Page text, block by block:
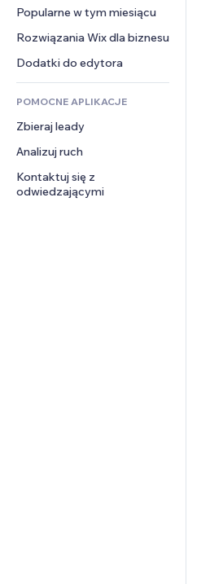
Dropshipping
Ceny i subskrypcja
Crowdfunding
Żywność i napoje
Udostępnianie plików
Wiadomości
Przyciski i menu
Banery i odznaki
Kalkulatory
Szukaj
Pogoda
Wykresy i tabele
Komentarze
Telefon
Społeczność
Opinie i polecenia
CRM
Popularne w tym miesiącu
Rozwiązania Wix dla biznesu
Dodatki do edytora
POMOCNE APLIKACJE
Zbieraj leady
Analizuj ruch
Kontaktuj się z
odwiedzającymi